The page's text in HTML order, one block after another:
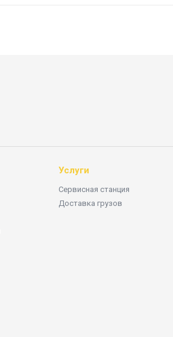
Услуги
Сервисная станция
Доставка грузов